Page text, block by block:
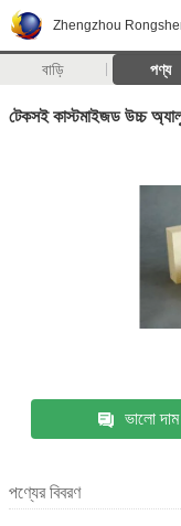
Zhengzhou
বাড়ি পণ্য
টেকসই কাস্টমাইজড উচ্চ
ভালো দাম
পণ্যের বিবরণ